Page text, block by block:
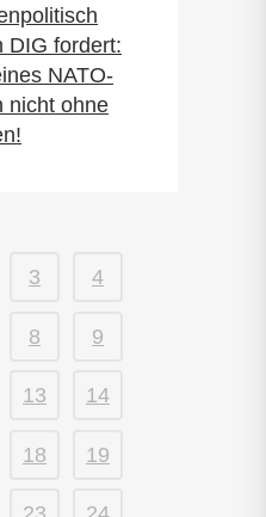
DIG fordert:
NATO-
nicht ohne
3 4
8 9
13 14
18 19